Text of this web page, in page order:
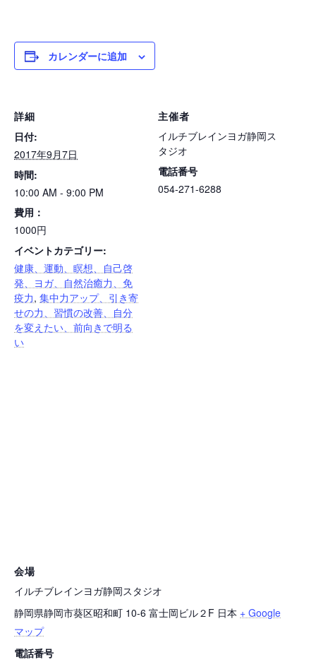
カレンダーに追加
詳細
日付:
2017年9月7日
時間:
10:00 AM - 9:00 PM
費用：
1000円
イベントカテゴリー:
健康、運動、瞑想、自己啓
発、ヨガ、自然治癒力、免
疫力, 集中力アップ、引き寄
せの力、習慣の改善、自分
を変えたい、前向きで明る
い
主催者
イルチブレインヨガ静岡ス
タジオ
電話番号
054-271-6288
会場
イルチブレインヨガ静岡スタジオ
静岡県静岡市葵区昭和町 10-6 富士岡ビル２F 日本 + Google
マップ
電話番号